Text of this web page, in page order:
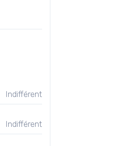
Indifférent
Indifférent